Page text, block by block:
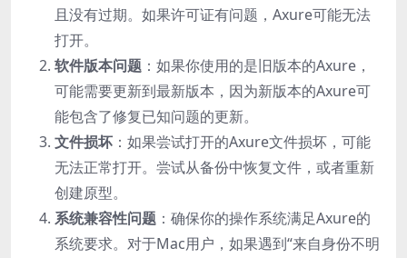
且没有过期。如果许可证有问题，Axure可能无法
打开。
软件版本问题 ：如果你使用的是旧版本的Axure，
可能需要更新到最新版本，因为新版本的Axure可
能包含了修复已知问题的更新。
文件损坏 ：如果尝试打开的Axure文件损坏，可能
无法正常打开。尝试从备份中恢复文件，或者重新
创建原型。
系统兼容性问题 ：确保你的操作系统满足Axure的
系统要求。对于Mac用户，如果遇到“来自身份不明